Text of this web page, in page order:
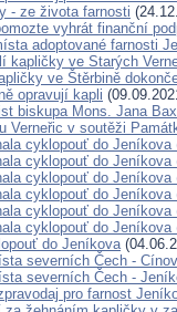
- ze života farnosti
vyhrát finanční
adoptované farnosti
kapličky ve Starých
ve Štěrbině
opravují kapli
biskupa Mons. Jana
Verneřic v soutěži
cyklopouť do Jeníkova
cyklopouť do Jeníkova
cyklopouť do Jeníkova
cyklopouť do Jeníkova
cyklopouť do Jeníkova
cyklopouť do Jeníkova
do Jeníkova
severních Čech -
severních Čech -
pro farnost